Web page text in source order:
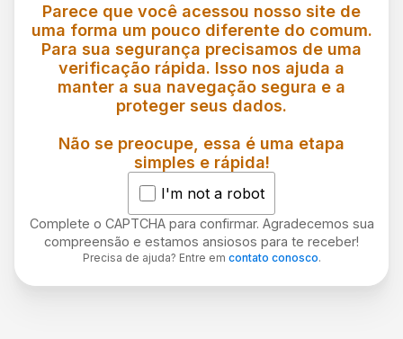
Parece que você acessou nosso site de
uma forma um pouco diferente do comum.
Para sua segurança precisamos de uma
verificação rápida. Isso nos ajuda a
manter a sua navegação segura e a
proteger seus dados.
Não se preocupe, essa é uma etapa
simples e rápida!
I'm not a robot
Complete o CAPTCHA para confirmar. Agradecemos sua
compreensão e estamos ansiosos para te receber!
Precisa de ajuda? Entre em contato conosco.